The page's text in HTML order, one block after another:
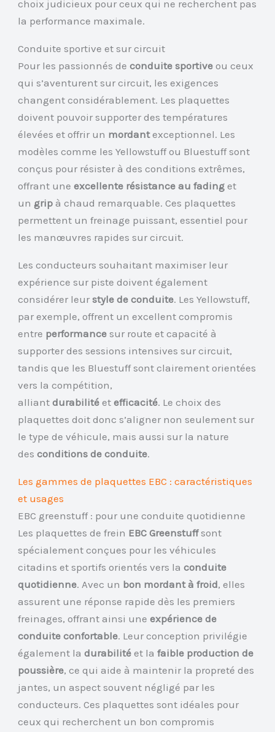
choix judicieux pour ceux qui ne recherchent pas
la performance maximale.
Conduite sportive et sur circuit
Pour les passionnés deconduite sportive ou ceux
qui s’aventurent sur circuit, les exigences
changent considérablement. Les plaquettes
doivent pouvoir supporter des températures
élevées et offrir un mordantexceptionnel. Les
modèles comme les Yellowstuff ou Bluestuff sont
conçus pour résister à des conditions extrêmes,
offrant uneexcellente résistance au fading et
un grip à chaud remarquable. Ces plaquettes
permettent un freinage puissant, essentiel pour
les manœuvres rapides sur circuit.
Les conducteurs souhaitant maximiser leur
expérience sur piste doivent également
considérer leur style de conduite. Les Yellowstuff,
par exemple, offrent un excellent compromis
entre performance sur route et capacité à
supporter des sessions intensives sur circuit,
tandis que les Bluestuff sont clairement orientées
vers la compétition,
alliantdurabilité etefficacité. Le choix des
plaquettes doit donc s’aligner non seulement sur
le type de véhicule, mais aussi sur la nature
desconditions de conduite.
Les gammes de plaquettes EBC : caractéristiques
et usages
EBC greenstuff : pour une conduite quotidienne
Les plaquettes de frein EBC Greenstuffsont
spécialement conçues pour les véhicules
citadins et sportifs orientés vers laconduite
quotidienne. Avec un bon mordant à froid, elles
assurent une réponse rapide dès les premiers
freinages, offrant ainsi uneexpérience de
conduite confortable. Leur conception privilégie
également ladurabilité et lafaible production de
poussière, ce qui aide à maintenir la propreté des
jantes, un aspect souvent négligé par les
conducteurs. Ces plaquettes sont idéales pour
ceux qui recherchent un bon compromis